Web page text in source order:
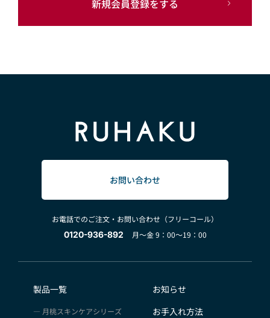
新規会員登録をする
お問い合わせ
お電話でのご注文・お問い合わせ（フリーコール）
0120-936-892
月～金 9：00～19：00
製品一覧
月桃スキンケアシリーズ
お知らせ
お手入れ方法